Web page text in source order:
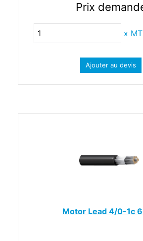
Prix
x MT
Ajouter au devis
Motor Lead 4/0-1c